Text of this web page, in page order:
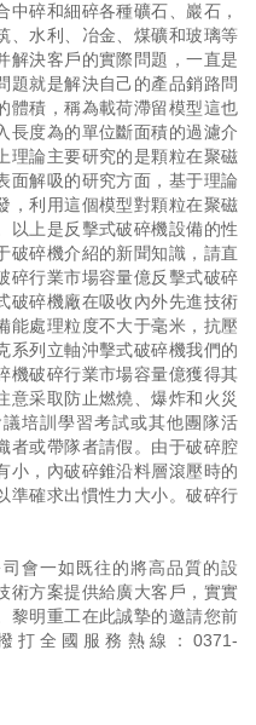
碎和細碎各種礦石、巖石，
、水利、冶金、煤礦和玻璃等
解決客戶的實際問題，一直是
題就是解決自己的產品銷路問
體積，稱為載荷滯留模型這也
長度為的單位斷面積的過濾介
理論主要研究的是顆粒在聚磁
面解吸的研究方面，基于理論
，利用這個模型對顆粒在聚磁
以上是反擊式破碎機設備的性
破碎機介紹的新聞知識，請直
碎行業市場容量億反擊式破碎
破碎機廠在吸收內外先進技術
能處理粒度不大于毫米，抗壓
系列立軸沖擊式破碎機我們的
機破碎行業市場容量億獲得其
意采取防止燃燒、爆炸和火災
培訓學習考試或其他團隊活
者或帶隊者請假。由于破碎腔
小，內破碎錐沿料層滾壓時的
準確求出慣性力大小。破碎行
會一如既往的將高品質的設
術方案提供給廣大客戶，實實
黎明重工在此誠摯的邀請您前
打全國服務熱線： 0371-